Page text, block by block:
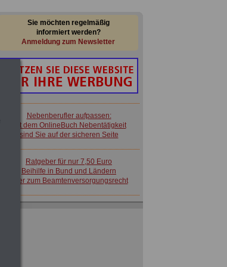
Sie möchten regelmäßig
informiert werden?
Anmeldung zum Newsletter
Nebenberufler aufpassen:
mit dem OnlineBuch Nebentätigkeit
sind Sie auf der sicheren Seite
Ratgeber für nur 7,50 Euro
Beihilfe in Bund und Ländern
oder zum Beamtenversorgungsrecht